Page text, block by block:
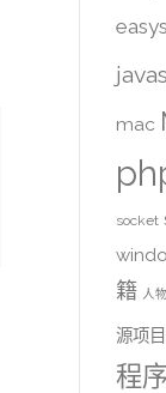
mac
socket
籍 人物
源项目
程